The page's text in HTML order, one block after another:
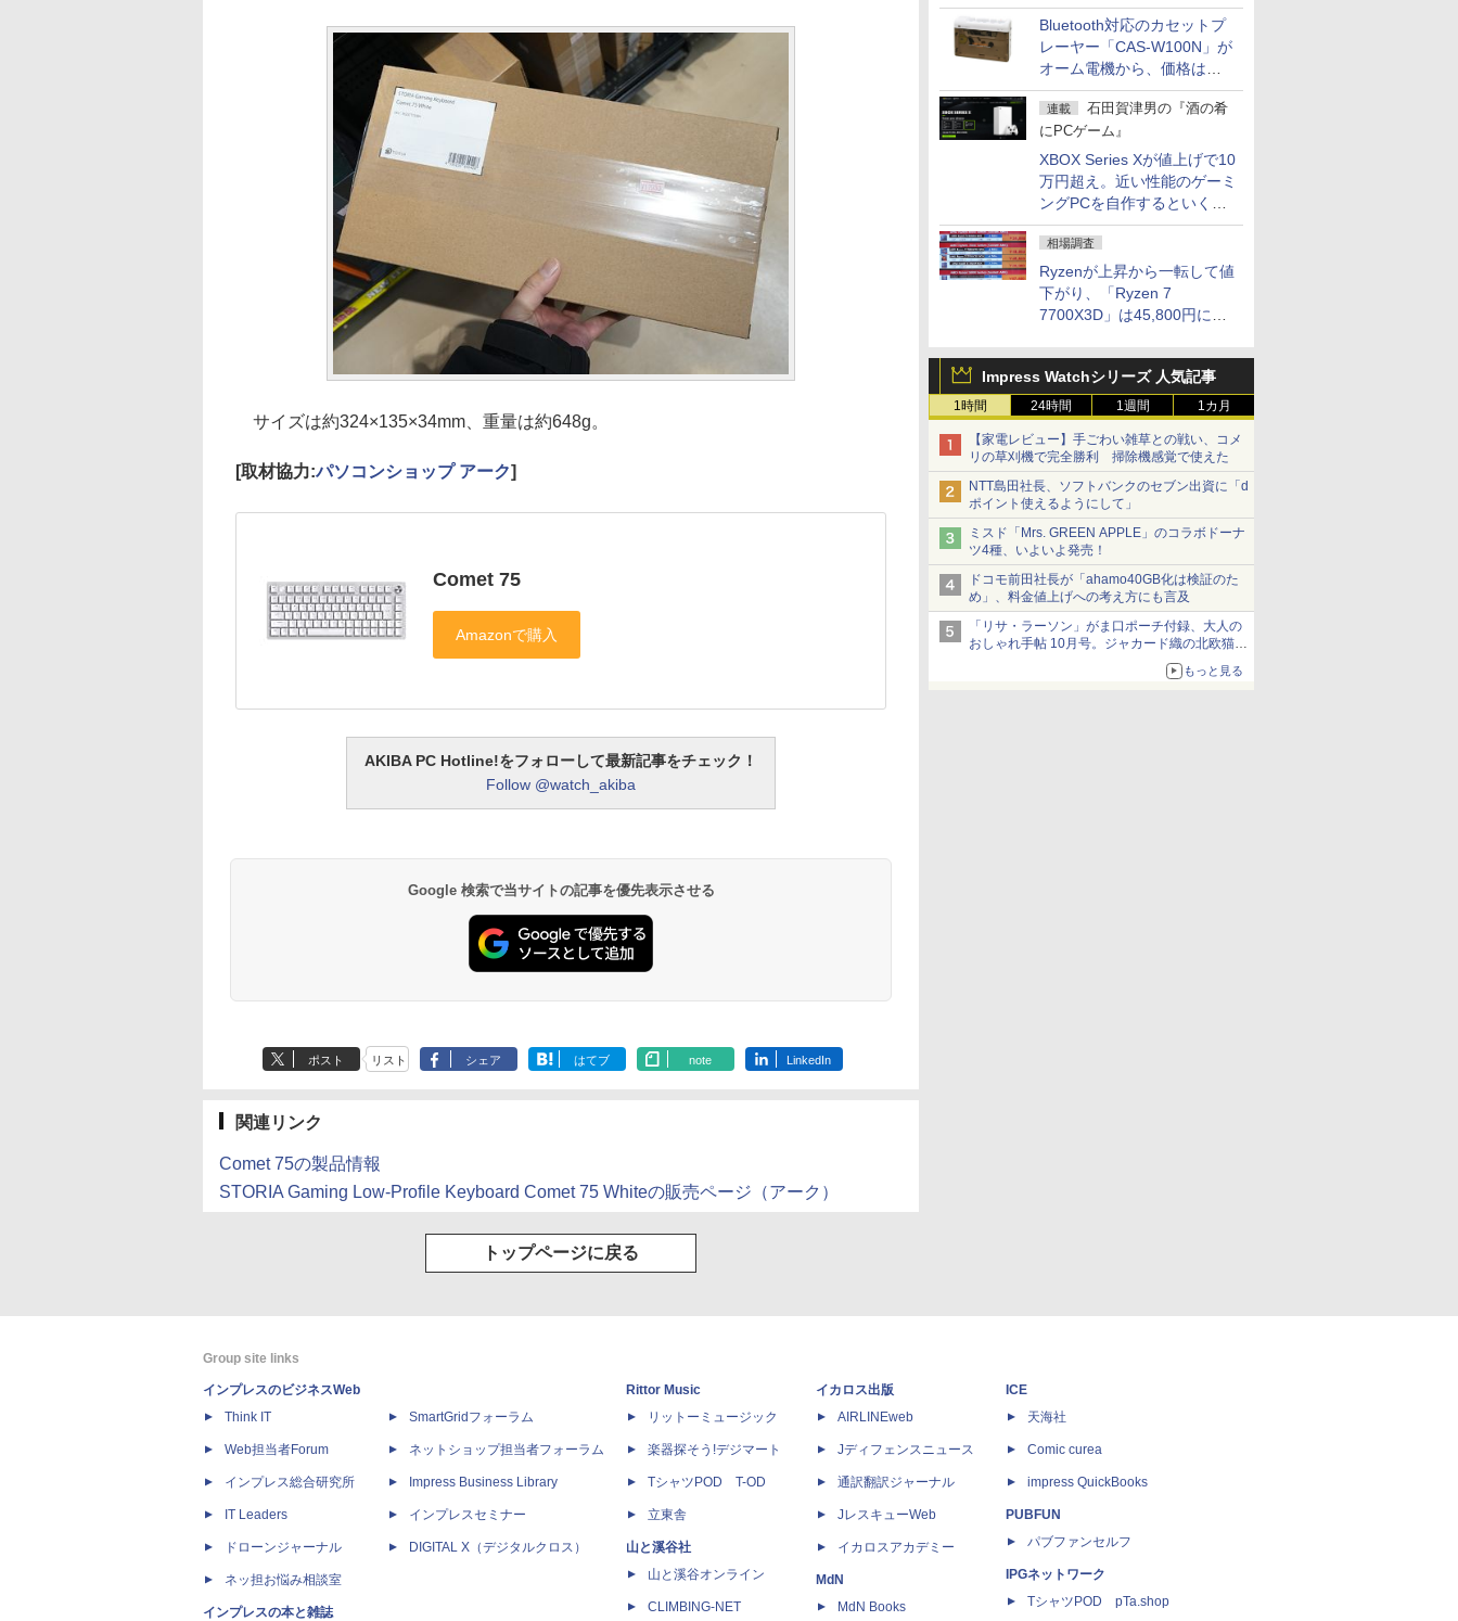
Bluetooth対応のカセットプ
レーヤー「CAS-W100N」が
オーム電機から、価格は
5,940円
連載
石田賀津男の『酒の肴
にPCゲーム』
XBOX Series Xが値上げで10
万円超え。近い性能のゲーミ
ングPCを自作するといくら
になる？
相場調査
Ryzenが上昇から一転して値
下がり、「Ryzen 7
7700X3D」は45,800円に急
との価格逆転解消 [8月前半の
CPU価格]
Impress Watchシリーズ 人気記事
1時間 24時間 1週間 1カ月
【家電レビュー】手ごわい雑草との戦い、コメ
リの草刈機で完全勝利 掃除機感覚で使えた
NTT島田社長、ソフトバンクのセブン出資に「d
ポイント使えるようにして」
ミスド「Mrs. GREEN APPLE」のコラボドーナ
ツ4種、いよいよ発売！
ドコモ前田社長が「ahamo40GB化は検証のた
め」、料金値上げへの考え方にも言及
「リサ・ラーソン」がま口ポーチ付録、大人の
おしゃれ手帖 10月号。ジャカード織の北欧猫デ
もっと見る
サイズは約324×135×34mm、重量は約648g。
[取材協力:パソコンショップ アーク]
Comet 75
AKIBA PC Hotline!をフォローして最新記事をチェック！
Follow @watch_akiba
Google 検索で当サイトの記事を優先表示させる
ポスト リスト シェア はてブ note LinkedIn
関連リンク
Comet 75の製品情報
STORIA Gaming Low-Profile Keyboard Comet 75 Whiteの販売ページ（アーク）
トップページに戻る
Group site links
インプレスのビジネスWeb
Think IT
Web担当者Forum
インプレス総合研究所
IT Leaders
ドローンジャーナル
ネッ担お悩み相談室
インプレスの本と雑誌
SmartGridフォーラム
ネットショップ担当者フォーラム
Impress Business Library
インプレスセミナー
DIGITAL X（デジタルクロス）
Rittor Music
リットーミュージック
楽器探そう!デジマート
TシャツPOD T-OD
立東舎
山と溪谷社
山と溪谷オンライン
CLIMBING-NET
イカロス出版
AIRLINEweb
Jディフェンスニュース
通訳翻訳ジャーナル
JレスキューWeb
イカロスアカデミー
MdN
MdN Books
ICE
天海社
Comic curea
impress QuickBooks
PUBFUN
パブファンセルフ
IPGネットワーク
TシャツPOD pTa.shop